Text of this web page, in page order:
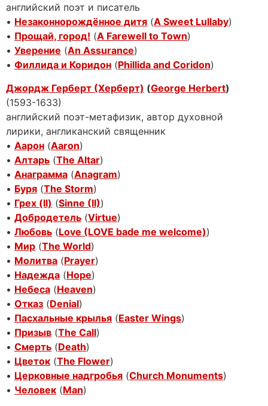
английский поэт и писатель
• Незаконнорождённое дитя (A Sweet Lullaby)
• Прощай, город! (A Farewell to Town)
• Уверение (An Assurance)
• Филлида и Коридон (Phillida and Coridon)
Джордж Герберт (Херберт) (George Herbert)
(1593-1633)
английский поэт-метафизик, автор духовной
лирики, англиканский священник
• Аарон (Aaron)
• Алтарь (The Altar)
• Анаграмма (Anagram)
• Буря (The Storm)
• Грех (II) (Sinne (II))
• Добродетель (Virtue)
• Любовь (Love (LOVE bade me welcome))
• Мир (The World)
• Молитва (Prayer)
• Надежда (Hope)
• Небеса (Heaven)
• Отказ (Denial)
• Пасхальные крылья (Easter Wings)
• Призыв (The Call)
• Смерть (Death)
• Цветок (The Flower)
• Церковные надгробья (Church Monuments)
• Человек (Man)